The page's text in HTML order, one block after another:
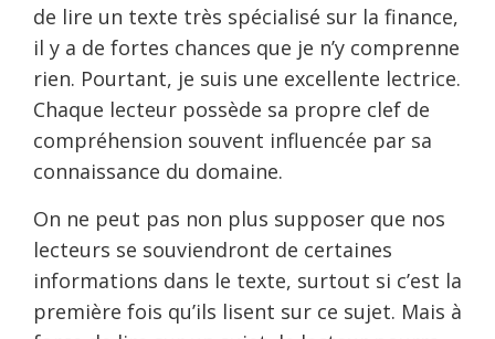
de lire un texte très spécialisé sur la finance,
il y a de fortes chances que je n’y comprenne
rien. Pourtant, je suis une excellente lectrice.
Chaque lecteur possède sa propre clef de
compréhension souvent influencée par sa
connaissance du domaine.
On ne peut pas non plus supposer que nos
lecteurs se souviendront de certaines
informations dans le texte, surtout si c’est la
première fois qu’ils lisent sur ce sujet. Mais à